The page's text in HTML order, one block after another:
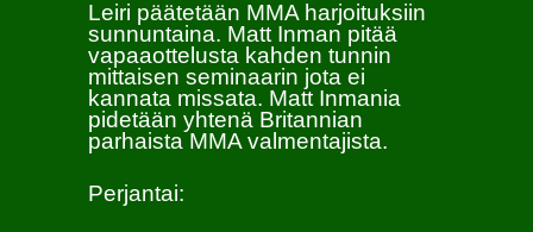
Leiri päätetään MMA harjoituksiin
sunnuntaina. Matt Inman pitää
vapaaottelusta kahden tunnin
mittaisen seminaarin jota ei
kannata missata. Matt Inmania
pidetään yhtenä Britannian
parhaista MMA valmentajista.
Perjantai: